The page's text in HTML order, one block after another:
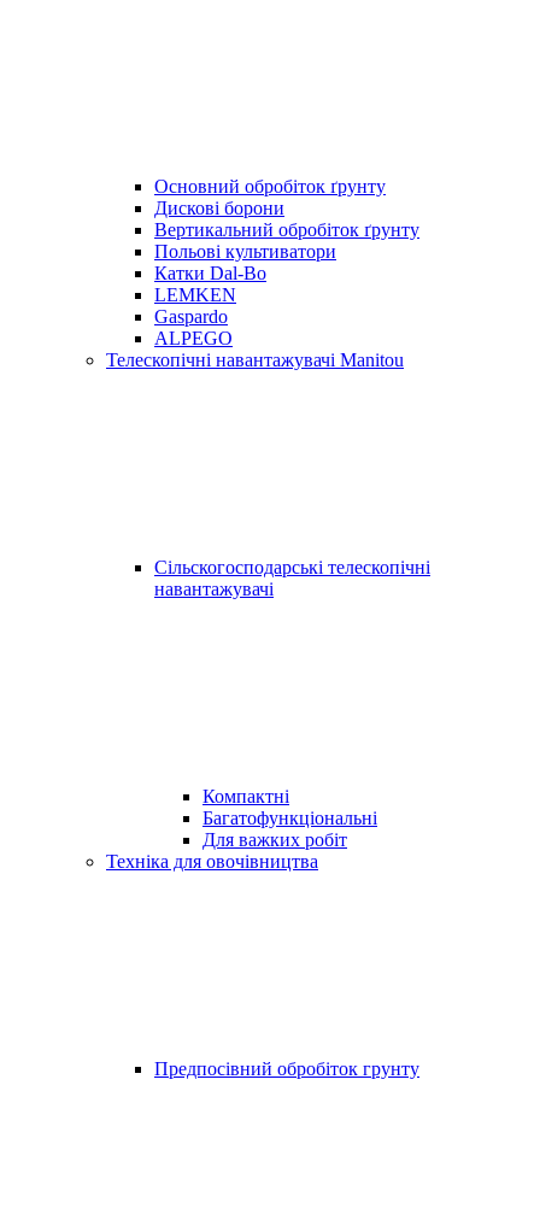
Основний обробіток ґрунту
Дискові борони
Вертикальний обробіток ґрунту
Польові культиватори
Катки Dal-Bo
LEMKEN
Gaspardo
ALPEGO
Телескопічні навантажувачі Manitou
Сільскогосподарські телескопічні
навантажувачі
Компактні
Багатофункціональні
Для важких робіт
Техніка для овочівництва
Предпосівний обробіток грунту